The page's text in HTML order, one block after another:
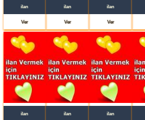
ilan
Ver
ilan
Ver
ilan
Ver
ilan ilan ilan